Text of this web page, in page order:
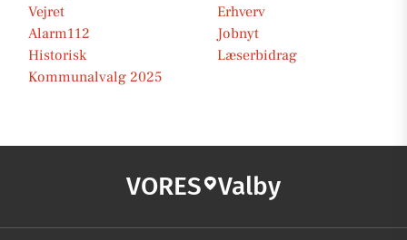
Vejret
Erhverv
Alarm112
Jobnyt
Historisk
Læserbidrag
Kommunalvalg 2025
VORES Valby